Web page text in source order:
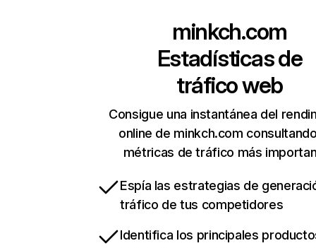
minkch.com
Estadísticas de
tráfico web
Consigue una instantánea del
online de minkch.com
métricas de tráfico más
Espía las estrategias de
tráfico de tus competidores
Identifica los principales